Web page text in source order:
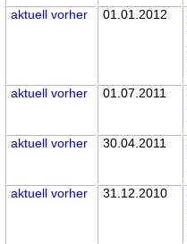
aktuell vorher 01.01.2012
aktuell vorher 01.07.2011
aktuell vorher 30.04.2011
aktuell vorher 31.12.2010